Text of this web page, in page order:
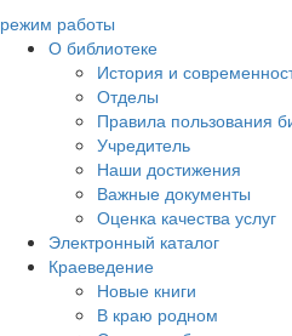
режим работы
О библиотеке
История и
Отделы
Правила пользования
Учредитель
Наши достижения
Важные документы
Оценка качества услуг
Электронный каталог
Краеведение
Новые книги
В краю родном